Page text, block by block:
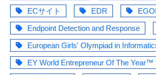
ECサイト
EDR
EGOI
Endpoint Detection and Response
European Girls' Olympiad in
EY World Entrepreneur Of The Year™